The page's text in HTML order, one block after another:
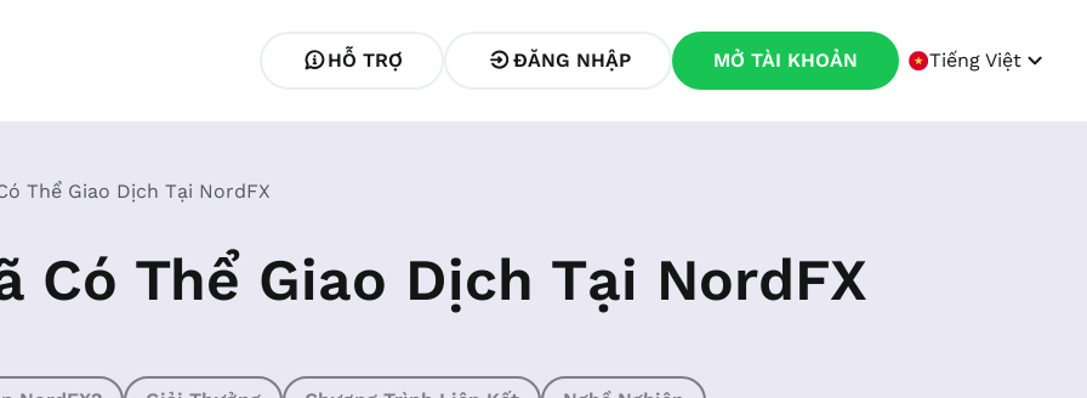
HỖ TRỢ ĐĂNG NHẬP MỞ TÀI KHOẢN Tiếng Việt
Thể Giao Dịch Tại NordFX
Có Thể Giao Dịch Tại NordFX